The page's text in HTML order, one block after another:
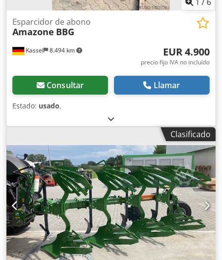
Kassel 8.494 km
Esparcidor de abono
Amazone BBG
EUR 4.900
precio fijo IVA no incluído
Consultar Llamar
Estado: usado,
Clasificado